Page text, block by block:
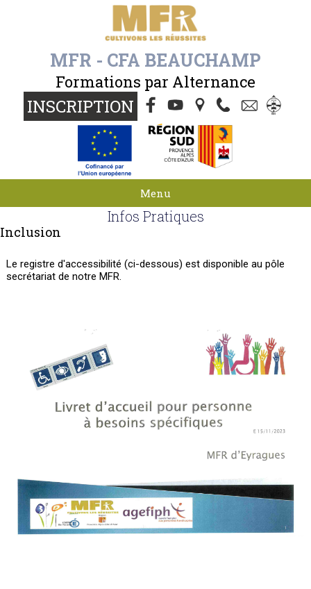
MFR - CFA BEAUCHAMP
Formations par Alternance
INSCRIPTION
Menu
Infos Pratiques
Inclusion
Le registre d'accessibilité (ci-dessous) est disponible au pôle
secrétariat de notre MFR.